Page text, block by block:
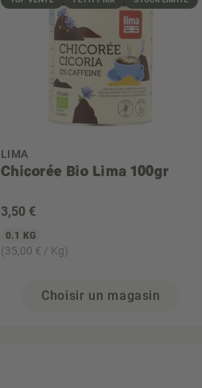
LIMA
Chicorée Bio Lima 100gr
3,50 €
0.1 KG
(35,00 € / Kg)
Choisir un magasin